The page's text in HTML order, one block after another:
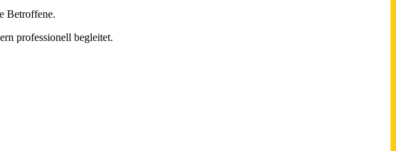
Betroffene.
professionell begleitet.